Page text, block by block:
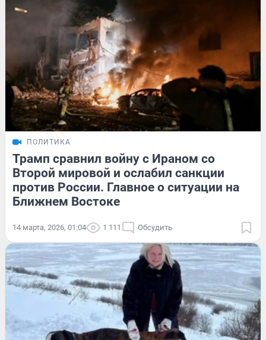
ПОЛИТИКА
Трамп сравнил войну с Ираном со
Второй мировой и ослабил санкции
против России. Главное о ситуации на
Ближнем Востоке
14 марта, 2026, 01:04 1 111 Обсудить